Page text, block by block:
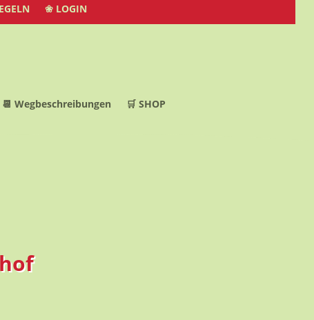
❀ LOGIN
📆 Wegbeschreibungen 🛒 SHOP